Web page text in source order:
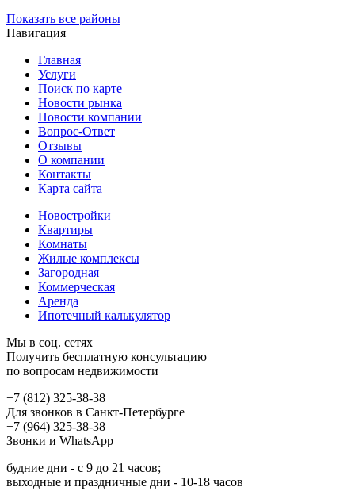
Показать все районы
Навигация
Главная
Услуги
Поиск по карте
Новости рынка
Новости компании
Вопрос-Ответ
Отзывы
О компании
Контакты
Карта сайта
Новостройки
Квартиры
Комнаты
Жилые комплексы
Загородная
Коммерческая
Аренда
Ипотечный калькулятор
Мы в соц. сетях
Получить бесплатную консультацию
по вопросам недвижимости
+7 (812) 325-38-38
Для звонков в Санкт-Петербурге
+7 (964) 325-38-38
Звонки и WhatsApp
будние дни - с 9 до 21 часов;
выходные и праздничные дни - 10-18 часов